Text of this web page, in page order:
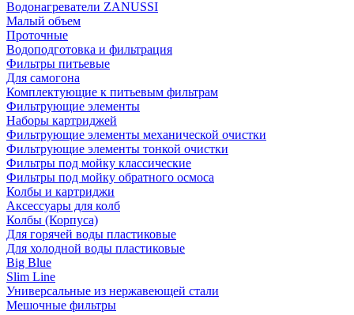
Водонагреватели ZANUSSI
Малый объем
Проточные
Водоподготовка и фильтрация
Фильтры питьевые
Для самогона
Комплектующие к питьевым фильтрам
Фильтрующие элементы
Наборы картриджей
Фильтрующие элементы механической очистки
Фильтрующие элементы тонкой очистки
Фильтры под мойку классические
Фильтры под мойку обратного осмоса
Колбы и картриджи
Аксессуары для колб
Колбы (Корпуса)
Для горячей воды пластиковые
Для холодной воды пластиковые
Big Blue
Slim Line
Универсальные из нержавеющей стали
Мешочные фильтры